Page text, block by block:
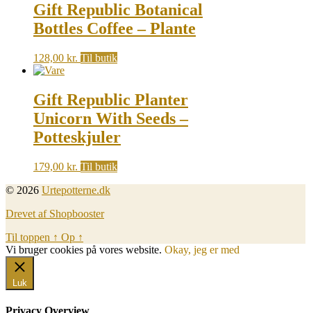
Gift Republic Botanical
Bottles Coffee – Plante
128,00 kr. Til butik
Gift Republic Planter
Unicorn With Seeds –
Potteskjuler
179,00 kr. Til butik
© 2026 Urtepotterne.dk
Drevet af Shopbooster
Til toppen ↑ Op ↑
Vi bruger cookies på vores website. Okay, jeg er med
Luk
Privacy Overview